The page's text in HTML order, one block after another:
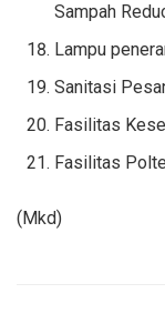
Sampah
Lampu
Sanitasi
Fasilitas
Fasilitas
(Mkd)